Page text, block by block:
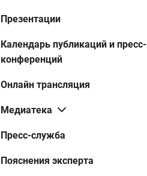
Презентации
Календарь публикаций и пресс-
конференций
Онлайн трансляция
Медиатека
Пресс-служба
Пояснения эксперта